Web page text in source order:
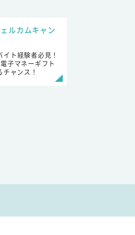
ルカムキャン
イト経験者必見！
子マネーギフト
ャンス！